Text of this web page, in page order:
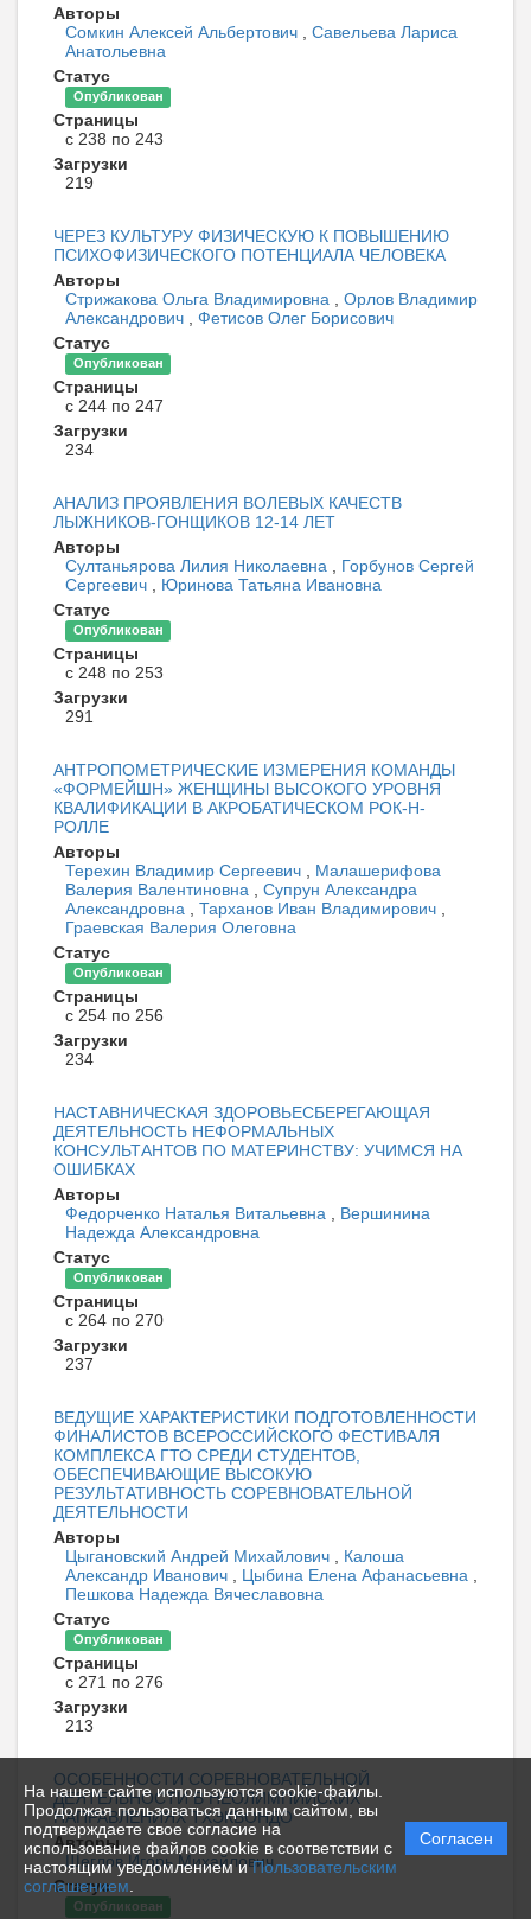
На нашем сайте используются cookie-файлы.
Продолжая пользоваться данным сайтом, вы
подтверждаете свое согласие на
использование файлов cookie в соответствии с
настоящим уведомлением иПользовательским
соглашением
Согласен
Авторы
Сомкин Алексей Альбертович , Савельева Лариса
Анатольевна
Статус
Опубликован
Страницы
с 238 по 243
Загрузки
219
ЧЕРЕЗ КУЛЬТУРУ ФИЗИЧЕСКУЮ К ПОВЫШЕНИЮ
ПСИХОФИЗИЧЕСКОГО ПОТЕНЦИАЛА ЧЕЛОВЕКА
Авторы
Стрижакова Ольга Владимировна , Орлов Владимир
Александрович , Фетисов Олег Борисович
Статус
Опубликован
Страницы
с 244 по 247
Загрузки
234
АНАЛИЗ ПРОЯВЛЕНИЯ ВОЛЕВЫХ КАЧЕСТВ
ЛЫЖНИКОВ-ГОНЩИКОВ 12-14 ЛЕТ
Авторы
Султаньярова Лилия Николаевна , Горбунов Сергей
Сергеевич , Юринова Татьяна Ивановна
Статус
Опубликован
Страницы
с 248 по 253
Загрузки
291
АНТРОПОМЕТРИЧЕСКИЕ ИЗМЕРЕНИЯ КОМАНДЫ
«ФОРМЕЙШН» ЖЕНЩИНЫ ВЫСОКОГО УРОВНЯ
КВАЛИФИКАЦИИ В АКРОБАТИЧЕСКОМ РОК-Н-
РОЛЛЕ
Авторы
Терехин Владимир Сергеевич , Малашерифова
Валерия Валентиновна , Супрун Александра
Александровна , Тарханов Иван Владимирович ,
Граевская Валерия Олеговна
Статус
Опубликован
Страницы
с 254 по 256
Загрузки
234
НАСТАВНИЧЕСКАЯ ЗДОРОВЬЕСБЕРЕГАЮЩАЯ
ДЕЯТЕЛЬНОСТЬ НЕФОРМАЛЬНЫХ
КОНСУЛЬТАНТОВ ПО МАТЕРИНСТВУ: УЧИМСЯ НА
ОШИБКАХ
Авторы
Федорченко Наталья Витальевна , Вершинина
Надежда Александровна
Статус
Опубликован
Страницы
с 264 по 270
Загрузки
237
ВЕДУЩИЕ ХАРАКТЕРИСТИКИ ПОДГОТОВЛЕННОСТИ
ФИНАЛИСТОВ ВСЕРОССИЙСКОГО ФЕСТИВАЛЯ
КОМПЛЕКСА ГТО СРЕДИ СТУДЕНТОВ,
ОБЕСПЕЧИВАЮЩИЕ ВЫСОКУЮ
РЕЗУЛЬТАТИВНОСТЬ СОРЕВНОВАТЕЛЬНОЙ
ДЕЯТЕЛЬНОСТИ
Авторы
Цыгановский Андрей Михайлович , Калоша
Александр Иванович , Цыбина Елена Афанасьевна ,
Пешкова Надежда Вячеславовна
Статус
Опубликован
Страницы
с 271 по 276
Загрузки
213
ОСОБЕННОСТИ СОРЕВНОВАТЕЛЬНОЙ
ДЕЯТЕЛЬНОСТИ В НЕОЛИМПИЙСКИХ
НАПРАВЛЕНИЯХ ТХЭКВОНДО
Авторы
Щеглов Игорь Михайлович
Статус
Опубликован